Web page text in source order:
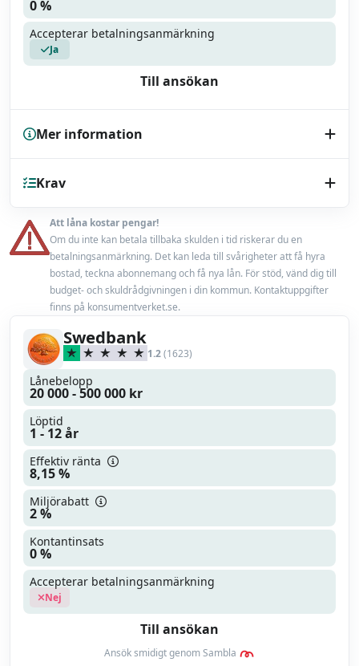
Till ansökan
0 %
Accepterar betalningsanmärkning
Ja
Mer information
Kreditupplysning UC
Endast bilhandlare
Låneförsäkring Nej
Miljörabatt Nej
Max belåningsgrad
Uppläggningsavgift
Läs mer Läs omdöme
Krav
Minst 18 år
En fast inkomst från anställning eller pension
Att låna kostar pengar!
Om du inte kan betala tillbaka skulden i tid riskerar du en
betalningsanmärkning. Det kan leda till svårigheter att få hyra
bostad, teckna abonnemang och få nya lån. För stöd, vänd dig till
budget- och skuldrådgivningen i din kommun. Kontaktuppgifter
finns på konsumentverket.se.
Swedbank
1.2(1623)
Till ansökan
Ansök smidigt genom Sambla
Lånebelopp
20 000 - 500 000 kr
Löptid
1 - 12 år
Effektiv ränta
8,15 %
Miljörabatt
2 %
Kontantinsats
0 %
Accepterar betalningsanmärkning
Nej